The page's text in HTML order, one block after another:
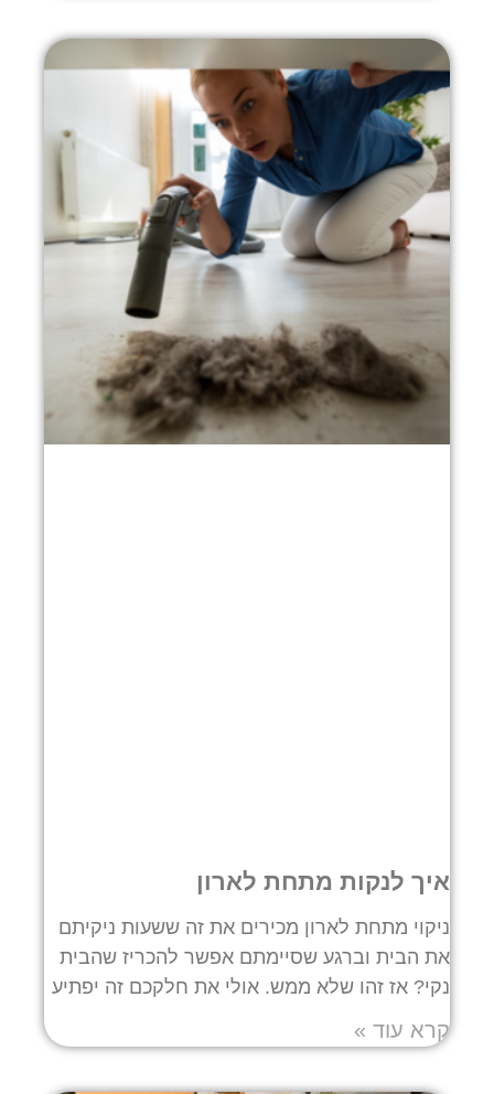
איך לנקות מתחת לארון
ניקוי מתחת לארון מכירים את זה ששעות ניקיתם
את הבית וברגע שסיימתם אפשר להכריז שהבית
נקי? אז זהו שלא ממש. אולי את חלקכם זה יפתיע
קרא עוד »